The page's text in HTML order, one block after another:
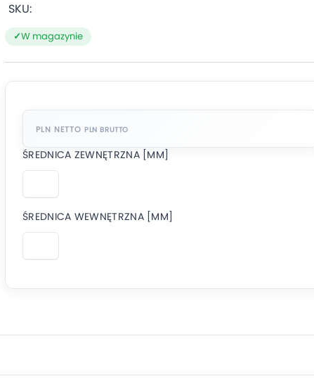
SKU:
W magazynie
PLN NETTO
ŚREDNICA ZEWNĘTRZNA [MM]
ŚREDNICA WEWNĘTRZNA [MM]